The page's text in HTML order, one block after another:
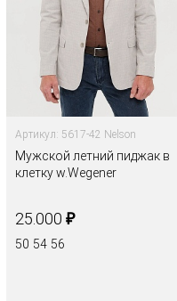
Артикул: 5617-42 Nelson
Мужской летний пиджак в
клетку w.Wegener
25.000 ₽
50 54 56